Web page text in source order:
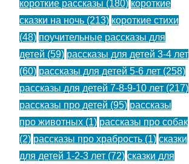
короткие рассказы (180) короткие
сказки на ночь (213) короткие стихи
(48) поучительные рассказы для
детей (59) рассказы для детей 3-4 лет
(60) рассказы для детей 5-6 лет (258)
рассказы для детей 7-8-9-10 лет (217)
рассказы про детей (95) рассказы
про животных (1) рассказы про собак
(2) рассказы про храбрость (1) сказки
для детей 1-2-3 лет (72) сказки для